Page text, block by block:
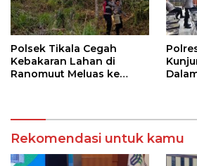
Polsek Tikala Cegah
Kebakaran Lahan di
Ranomuut Meluas ke
Rekomendasi untuk kamu